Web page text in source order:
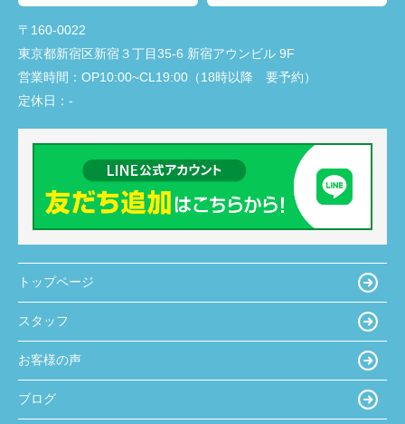
〒160-0022
東京都新宿区新宿３丁目35-6 新宿アウンビル 9F
営業時間： OP10:00~CL19:00（18時以降 要予約）
定休日： -
トップページ
スタッフ
お客様の声
ブログ